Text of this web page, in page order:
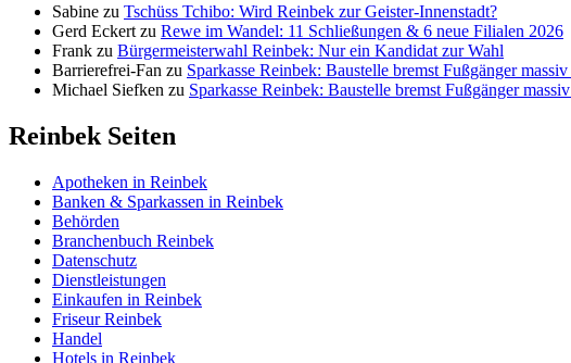
Sabine zu Tschüss Tchibo: Wird Reinbek zur Geister-Innenstadt?
Gerd Eckert zu Rewe im Wandel: 11 Schließungen & 6 neue Filialen 2026
Frank zu Bürgermeisterwahl Reinbek: Nur ein Kandidat zur Wahl
Barrierefrei-Fan zu Sparkasse Reinbek: Baustelle bremst Fußgänger massiv
Michael Siefken zu Sparkasse Reinbek: Baustelle bremst Fußgänger
Reinbek Seiten
Apotheken in Reinbek
Banken & Sparkassen in Reinbek
Behörden
Branchenbuch Reinbek
Datenschutz
Dienstleistungen
Einkaufen in Reinbek
Friseur Reinbek
Handel
Hotels in Reinbek